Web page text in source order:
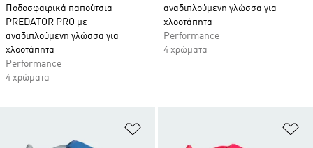
Ποδοσφαιρικά παπούτσια
PREDATOR PRO με
αναδιπλούμενη γλώσσα για
χλοοτάπητα
Performance
4 χρώματα
αναδιπλούμενη γλώσσα για
χλοοτάπητα
Performance
4 χρώματα
Προσθήκη στη Λίστα Επιθυμιών